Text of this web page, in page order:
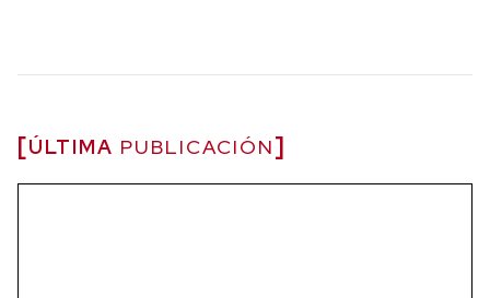
ÚLTIMA PUBLICACIÓN